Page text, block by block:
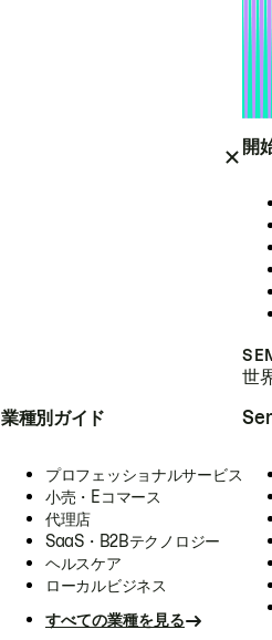
開
世
業種別ガイド
プロフェッショナルサービス
小売・Eコマース
代理店
SaaS・B2Bテクノロジー
ヘルスケア
ローカルビジネス
すべての業種を見る